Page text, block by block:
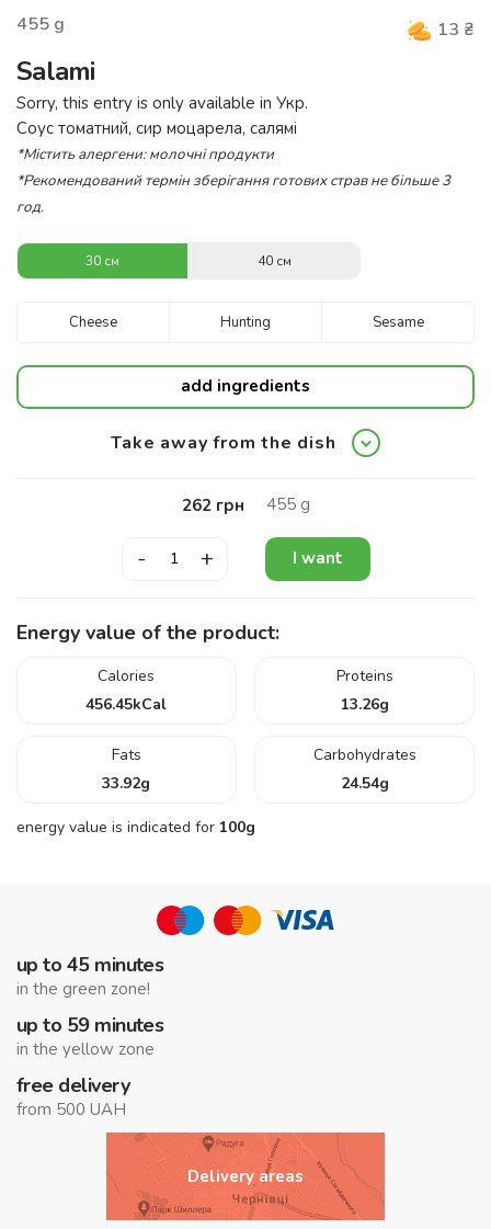
455 g 13 ₴
Salami
Sorry, this entry is only available in Укр.
Соус томатний, сир моцарела, салямі
*Містить алергени: молочні продукти
*Рекомендований термін зберігання готових страв не більше 3
год.
30 см 40 см
Cheese Hunting Sesame
add ingredients
Take away from the dish
262грн 455g
- + I want
Energy value of the product:
Calories
456.45kCal
Proteins
13.26g
Fats
33.92g
Carbohydrates
24.54g
energy value is indicated for 100g
up to 45 minutes
in the green zone!
up to 59 minutes
in the yellow zone
free delivery
from 500 UAH
Delivery areas